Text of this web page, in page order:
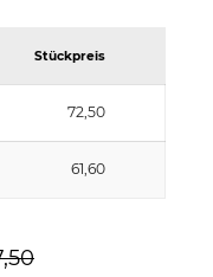
Stückpreis
72,50
61,60